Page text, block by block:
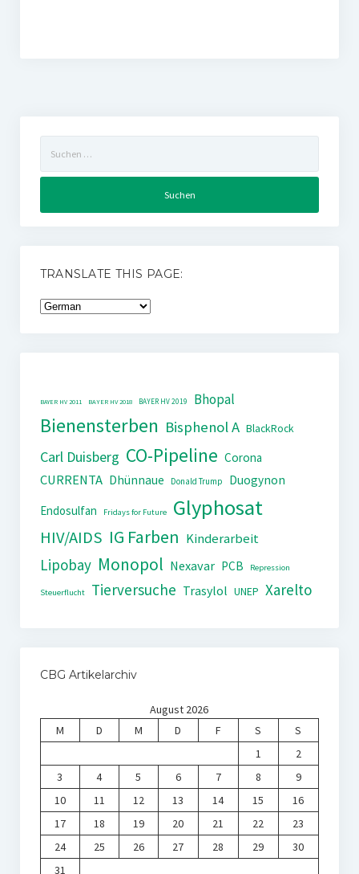
nach:
TRANSLATE THIS PAGE:
BAYER HV 2011 BAYER HV 2018 BAYER HV 2019 Bhopal
Bienensterben Bisphenol A BlackRock
Carl Duisberg CO-Pipeline Corona
CURRENTA Dhünnaue Donald Trump
Duogynon
Endosulfan
Fridays for Future Glyphosat
HIV/AIDS IG Farben Kinderarbeit
Lipobay Monopol Nexavar PCB Repression
Steuerflucht Tierversuche Trasylol UNEP Xarelto
CBG Artikelarchiv
August 2026
M
D M D F S
S
1
2
3
4 5 6 7 8
9
10
11 12 13 14 15
16
17
18 19 20 21 22
23
24
25 26 27 28 29
30
31